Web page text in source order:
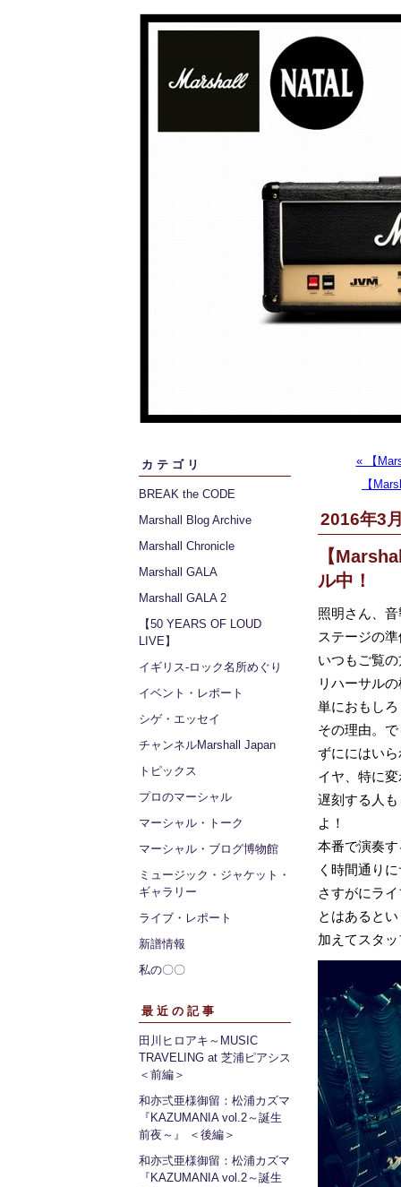
カテゴリ
BREAK the CODE
Marshall Blog Archive
Marshall Chronicle
Marshall GALA
Marshall GALA 2
【50 YEARS OF LOUD
LIVE】
イギリス‐ロック名所めぐり
イベント・レポート
シゲ・エッセイ
チャンネルMarshall Japan
トピックス
プロのマーシャル
マーシャル・トーク
マーシャル・ブログ博物館
ミュージック・ジャケット・
ギャラリー
ライブ・レポート
新譜情報
私の〇〇
最近の記事
田川ヒロアキ～MUSIC
TRAVELING at 芝浦ピアシス
＜前編＞
和亦弍亜様御留：松浦カズマ
『KAZUMANIA vol.2～誕生
前夜～』 ＜後編＞
和亦弍亜様御留：松浦カズマ
『KAZUMANIA vol.2～誕生
« 【
【
2016年3
【
ル中！
照明さん、
ステージの
いつもご覧
リハーサル
単におもし
その理由。
ずににはい
イヤ、特に
遅刻する人
よ！
本番で演奏
く時間通り
さすがにラ
とはあると
加えてスタ